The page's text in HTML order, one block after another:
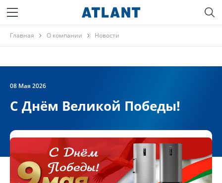
Главная О компании Новости
08 Мая 2026
С Днём Великой Победы!